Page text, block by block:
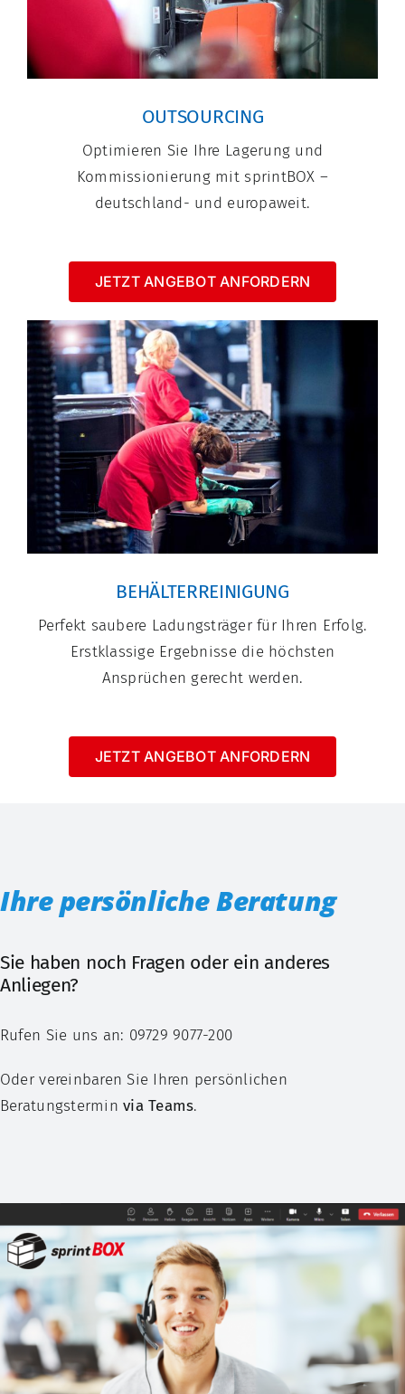
OUTSOURCING
Optimieren Sie Ihre Lagerung und
Kommissionierung mit sprintBOX –
deutschland- und europaweit.
JETZT ANGEBOT ANFORDERN
BEHÄLTERREINIGUNG
Perfekt saubere Ladungsträger für Ihren Erfolg.
Erstklassige Ergebnisse die höchsten
Ansprüchen gerecht werden.
JETZT ANGEBOT ANFORDERN
Ihre persönliche Beratung
Sie haben noch Fragen oder ein anderes
Anliegen?
Rufen Sie uns an: 09729 9077-200
Oder vereinbaren Sie Ihren persönlichen
Beratungstermin via Teams.